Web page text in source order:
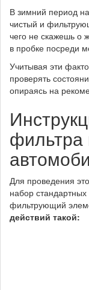
В зимний период
чистый и
чего не скажешь о
в пробке посреди
Учитывая эти
проверять
опираясь на
фильтра
Для проведения
набор
фильтрующий
действий такой: